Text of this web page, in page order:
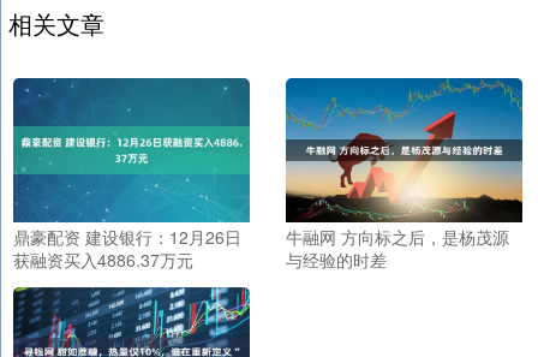
相关文章
鼎豪配资 建设银行：12月26日
获融资买入4886.37万元
牛融网 方向标之后，是杨茂源
与经验的时差